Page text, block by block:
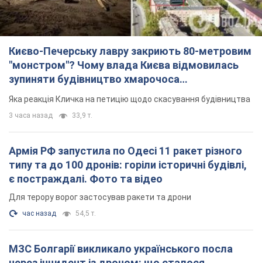
Києво-Печерську лавру закриють 80-метровим
"монстром"? Чому влада Києва відмовилась
зупиняти будівництво хмарочоса
"московського вірянина"
Яка реакція Кличка на петицію щодо скасування будівництва
3 часа назад 33,9 т.
Армія РФ запустила по Одесі 11 ракет різного
типу та до 100 дронів: горіли історичні будівлі,
є постраждалі. Фото та відео
Для терору ворог застосував ракети та дрони
час назад 54,5 т.
МЗС Болгарії викликало українського посла